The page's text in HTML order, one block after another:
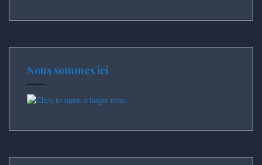
Nous sommes ici